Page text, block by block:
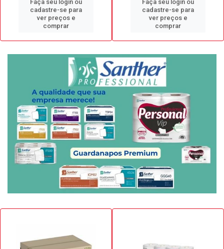
Faça seu login ou
cadastre-se para
ver preços e
comprar
Faça seu login ou
cadastre-se para
ver preços e
comprar